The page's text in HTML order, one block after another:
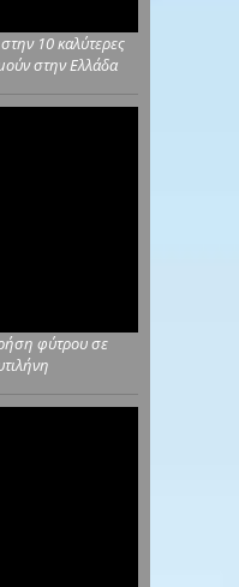
10 καλύτερες
στην Ελλάδα
φύτρου σε